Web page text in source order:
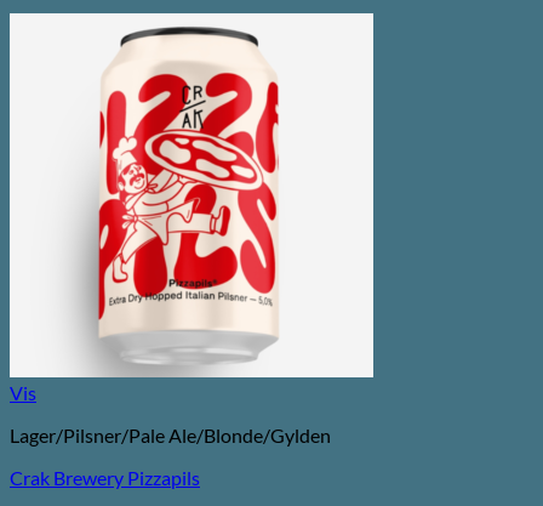
Vis
Lager/Pilsner/Pale Ale/Blonde/Gylden
Crak Brewery Pizzapils